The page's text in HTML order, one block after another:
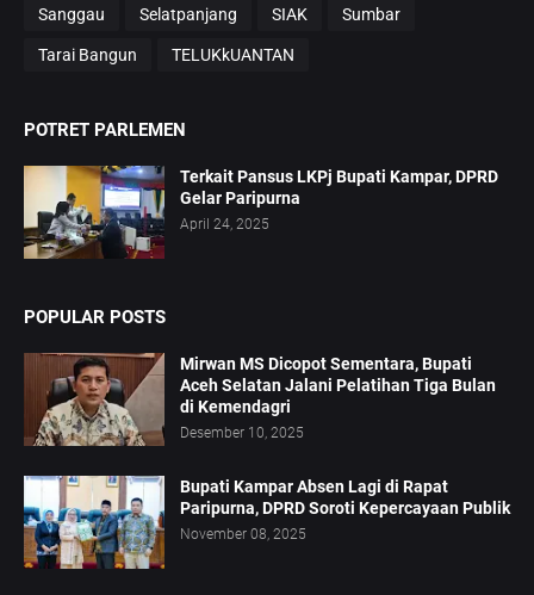
Sanggau Selatpanjang SIAK Sumbar
Tarai Bangun TELUKkUANTAN
POTRET PARLEMEN
Terkait Pansus LKPj Bupati Kampar, DPRD
Gelar Paripurna
April 24, 2025
POPULAR POSTS
Mirwan MS Dicopot Sementara, Bupati
Aceh Selatan Jalani Pelatihan Tiga Bulan
di Kemendagri
Desember 10, 2025
Bupati Kampar Absen Lagi di Rapat
Paripurna, DPRD Soroti Kepercayaan Publik
November 08, 2025